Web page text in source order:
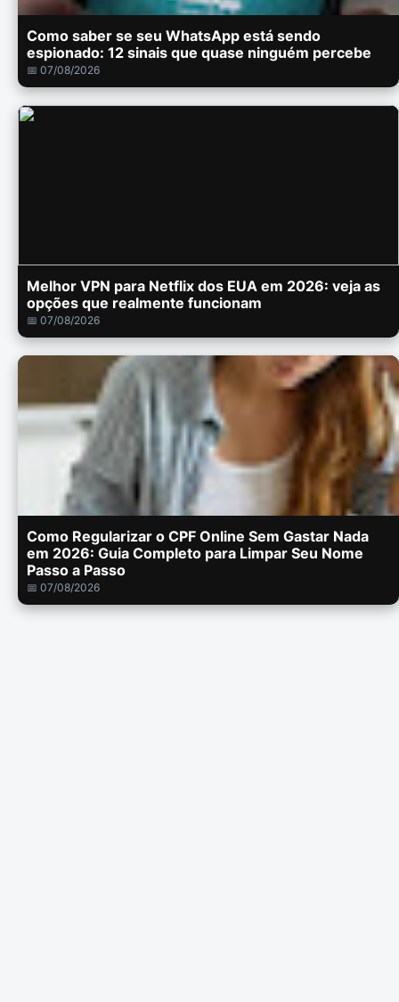
Como saber se seu WhatsApp está sendo
espionado: 12 sinais que quase ninguém percebe
📅 07/08/2026
Melhor VPN para Netflix dos EUA em 2026: veja as
opções que realmente funcionam
📅 07/08/2026
Como Regularizar o CPF Online Sem Gastar Nada
em 2026: Guia Completo para Limpar Seu Nome
Passo a Passo
📅 07/08/2026